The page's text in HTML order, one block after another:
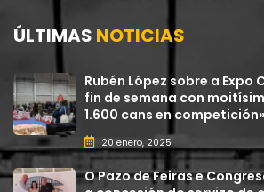
ÚLTIMAS NOTICIAS
Rubén López sobre a Expo
fin de semana con
1.600 cans en competición»
20 enero, 2025
O Pazo de Feiras e